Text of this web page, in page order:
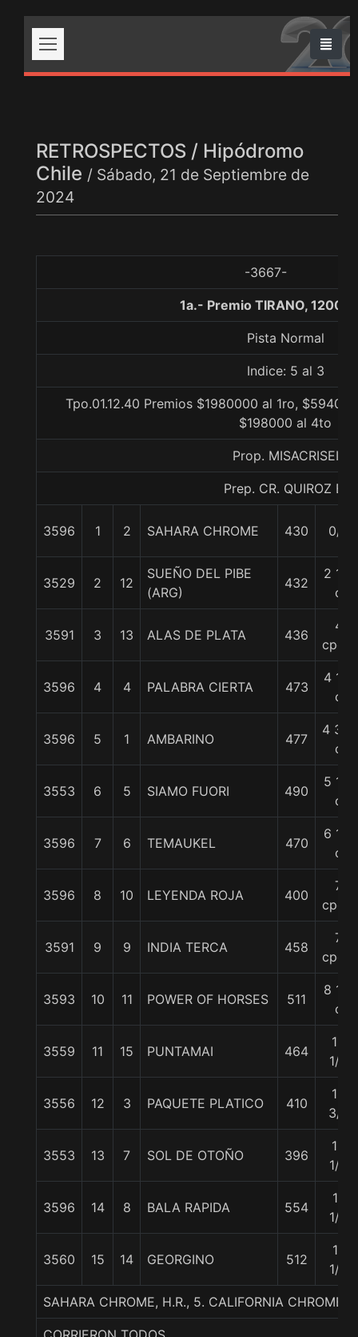
RETROSPECTOS / Hipódromo
Chile / Sábado, 21 de Septiembre de
2024
-3667-
1a.- Premio TIRANO, 1200
Pista Normal
Indice: 5 al 3
Tpo.01.12.40 Premios $1980000 al 1ro,
$198000 al 4to
Prop. MISACRISEI
Prep. CR. QUIROZ E.
3596 1 2 SAHARA CHROME 430 0/0
3529 2 12
SUEÑO DEL PIBE
(ARG)
432
2 1/4
c
3591 3 13 ALAS DE PLATA 436
4
cpos.
3596 4 4 PALABRA CIERTA 473
4 1/2
c
3596 5 1 AMBARINO 477
4 3/4
c
3553 6 5 SIAMO FUORI 490
5 1/4
c
3596 7 6 TEMAUKEL 470
6 1/4
c
3596 8 10 LEYENDA ROJA 400
7
cpos.
3591 9 9 INDIA TERCA 458
7
cpos.
3593 10 11 POWER OF HORSES 511
8 1/2
c
3559 11 15 PUNTAMAI 464
10
1/2
3556 12 3 PAQUETE PLATICO 410
12
3/4
3553 13 7 SOL DE OTOÑO 396
16
1/4
3596 14 8 BALA RAPIDA 554
17
1/2
3560 15 14 GEORGINO 512
17
1/2
SAHARA CHROME, H.R., 5. CALIFORNIA CHROME-